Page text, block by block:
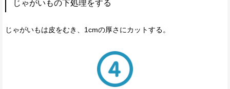
じゃがいもの下処理をする
じゃがいもは皮をむき、1cmの厚さにカットする。